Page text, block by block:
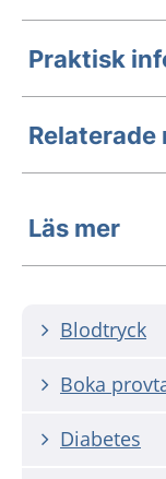
Praktisk
Läs mer
Blodtryck
Boka
Diabetes